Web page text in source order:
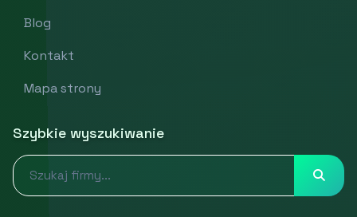
Blog
Kontakt
Mapa strony
Szybkie wyszukiwanie